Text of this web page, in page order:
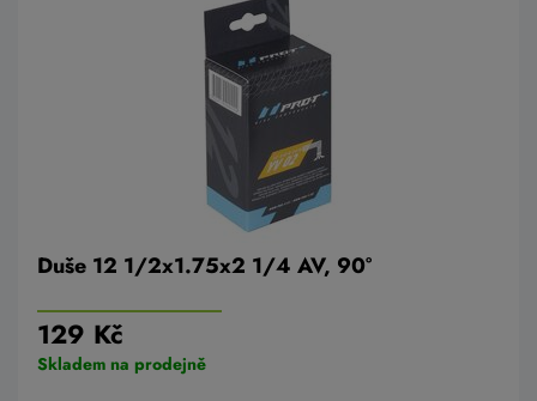
Duše 12 1/2x1.75x2 1/4 AV, 90°
129 Kč
Skladem na prodejně